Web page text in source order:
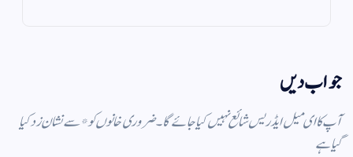
جواب دیں
آپ کا ای میل ایڈریس شائع نہیں کیا جائے گا۔ضروری خانوں کو*سے نشان زد کیا
گیا ہے